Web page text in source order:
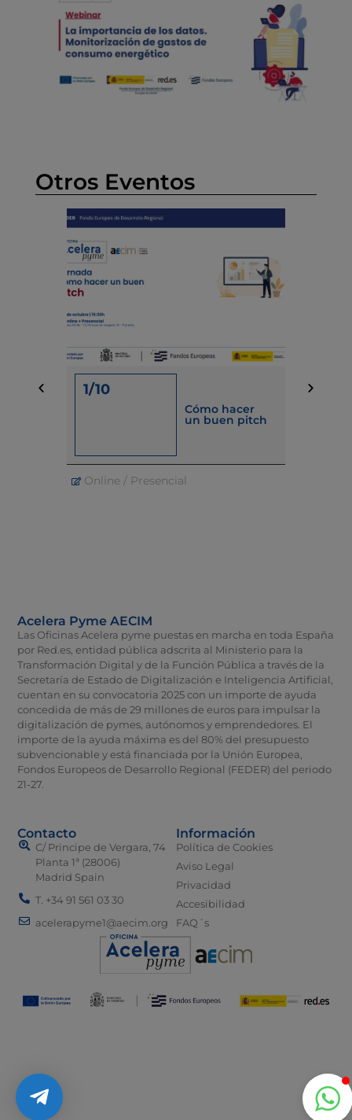
Otros Eventos
1/10
Cómo hacer
un buen pitch
Online / Presencial
15/09
Acelera Pyme AECIM
Las Oficinas Acelera pyme puestas en marcha en toda España
por Red.es, entidad pública adscrita al Ministerio para la
Transformación Digital y de la Función Pública a través de la
Secretaría de Estado de Digitalización e Inteligencia Artificial,
cuentan en su convocatoria 2025 con un importe de ayuda
concedida de más de 29 millones de euros para impulsar la
digitalización de pymes, autónomos y emprendedores. El
importe de la ayuda máxima es del 80% del presupuesto
subvencionable y está financiada por la Unión Europea,
Fondos Europeos de Desarrollo Regional (FEDER) del periodo
21-27.
Contacto
C/ Principe de Vergara, 74
Planta 1ª (28006)
Madrid Spain
T. +34 91 561 03 30
acelerapyme1@aecim.org
Información
Política de Cookies
Aviso Legal
Privacidad
Accesibilidad
FAQ´s